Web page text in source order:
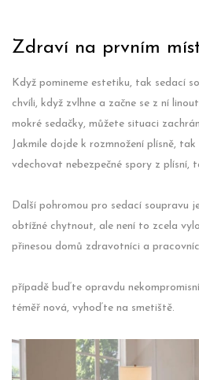
Zdraví na prvním
Když pomineme estetiku, tak sedací
chvíli, když zvlhne a začne se z ní
mokré sedačky, můžete situaci
Jakmile dojde k rozmnožení plísně,
vdechovat nebezpečné spory z plísní,
Další pohromou pro sedací soupravu
obtížné chytnout, ale není to zcela
přinesou domů zdravotníci a
případě buďte opravdu
téměř nová, vyhoďte na smetiště.